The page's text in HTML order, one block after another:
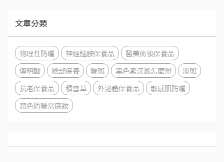
文章分類
物理性防曬 神經醯胺保養品
醫美術後保養品
傳明酸
臉部保養 曬斑 黑色素沉澱怎麼辦
淡斑
抗老保養品
積雪草 外泌體保養品
敏感肌防曬
潤色防曬當底妝